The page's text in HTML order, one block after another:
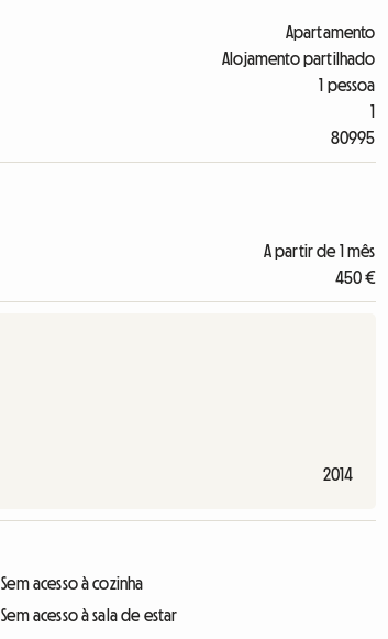
Apartamento
Alojamento partilhado
1 pessoa
1
80995
A partir de 1 mês
450 €
2014
Sem acesso à cozinha
Sem acesso à sala de estar